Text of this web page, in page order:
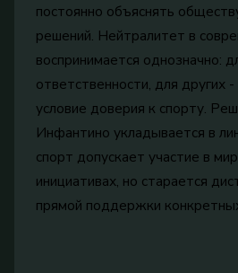
постоянно объяснять
решений. Нейтралитет в
воспринимается однозначно:
ответственности, для других
условие доверия к спорту.
Инфантино укладывается в
спорт допускает участие в
инициативах, но старается
прямой поддержки